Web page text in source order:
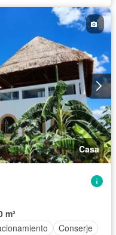
Casa
m²
Conserje